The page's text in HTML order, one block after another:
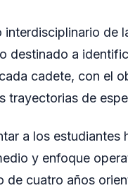
de
destinado a
cadete, con el
trayectorias de
a los estudiantes
y enfoque
de cuatro años